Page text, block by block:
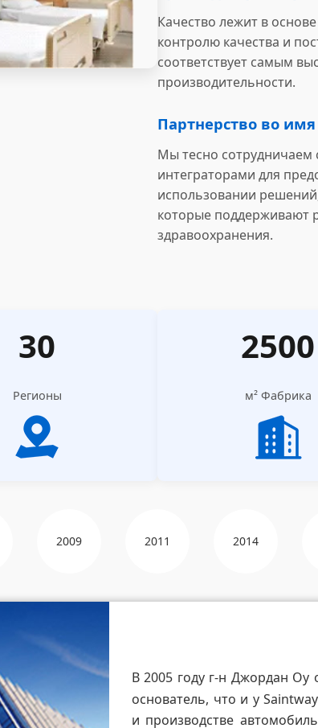
Качество лежит в
контролю качества и
соответствует самым
производительности.
Партнерство во
Мы тесно
интеграторами для
использовании
которые поддерживают
здравоохранения.
30
Регионы
2500
м² Фабрика
2009 2011 2014
В 2005 году г-н Джордан Оу
основатель, что и у
и производстве